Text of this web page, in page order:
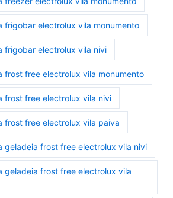
frigobar electrolux vila monumento
frigobar electrolux vila nivi
frost free electrolux vila monumento
frost free electrolux vila nivi
frost free electrolux vila paiva
geladeia frost free electrolux vila nivi
geladeia frost free electrolux vila